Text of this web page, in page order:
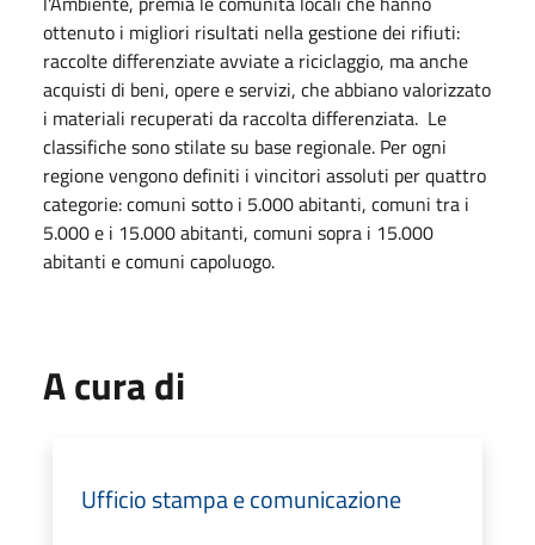
ottenuto i migliori risultati nella gestione dei rifiuti:
raccolte differenziate avviate a riciclaggio, ma anche
acquisti di beni, opere e servizi, che abbiano valorizzato
i materiali recuperati da raccolta differenziata. Le
classifiche sono stilate su base regionale. Per ogni
regione vengono definiti i vincitori assoluti per quattro
categorie: comuni sotto i 5.000 abitanti, comuni tra i
5.000 e i 15.000 abitanti, comuni sopra i 15.000
abitanti e comuni capoluogo.
A cura di
Ufficio stampa e comunicazione